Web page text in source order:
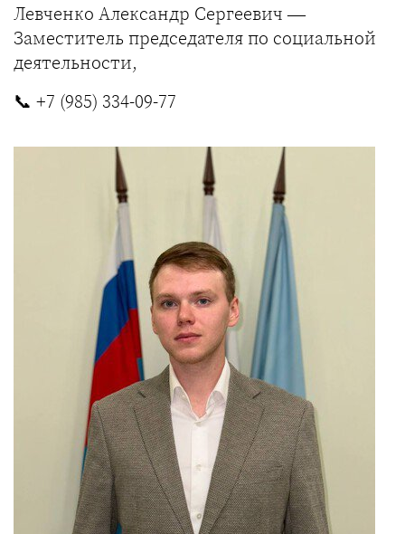
Левченко Александр Сергеевич —
Заместитель председателя по социальной
деятельности,
📞 +7 (985) 334-09-77